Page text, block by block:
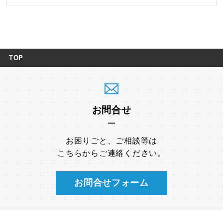
TOP
お問合せ
お困りごと、ご相談等は
こちらからご連絡ください。
お問合せフォーム